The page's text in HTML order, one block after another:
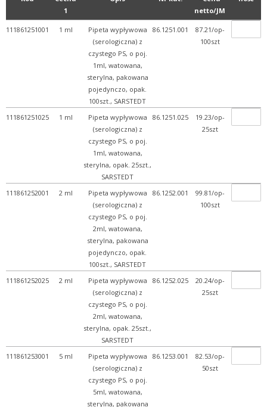
1
netto/JM
111861251001 1 ml
Pipeta wypływowa
(serologiczna) z
czystego PS, o poj.
1ml, watowana,
sterylna, pakowana
pojedynczo, opak.
100szt., SARSTEDT
86.1251.001
87.21/op-
100szt
111861251025 1 ml
Pipeta wypływowa
(serologiczna) z
czystego PS, o poj.
1ml, watowana,
sterylna, opak. 25szt.,
SARSTEDT
86.1251.025
19.23/op-
25szt
111861252001 2 ml
Pipeta wypływowa
(serologiczna) z
czystego PS, o poj.
2ml, watowana,
sterylna, pakowana
pojedynczo, opak.
100szt., SARSTEDT
86.1252.001
99.81/op-
100szt
111861252025 2 ml
Pipeta wypływowa
(serologiczna) z
czystego PS, o poj.
2ml, watowana,
sterylna, opak. 25szt.,
SARSTEDT
86.1252.025
20.24/op-
25szt
111861253001 5 ml
Pipeta wypływowa
(serologiczna) z
czystego PS, o poj.
5ml, watowana,
sterylna, pakowana
86.1253.001
82.53/op-
50szt